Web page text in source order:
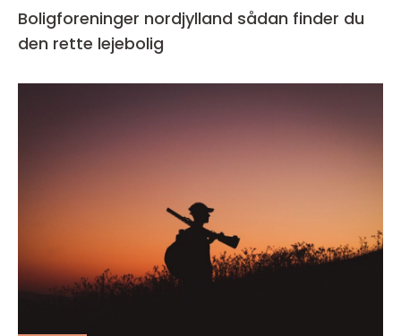
Boligforeninger nordjylland sådan finder du
den rette lejebolig